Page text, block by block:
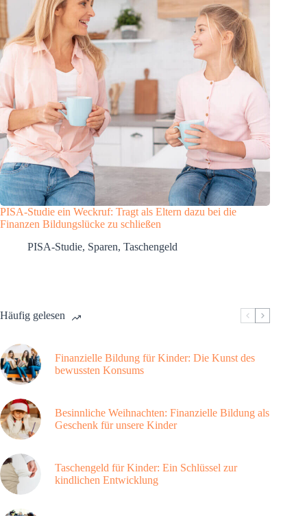
PISA-Studie ein Weckruf: Tragt als Eltern dazu bei die
Finanzen Bildungslücke zu schließen
PISA-Studie, Sparen, Taschengeld
Häufig gelesen
Finanzielle Bildung für Kinder: Die Kunst des
bewussten Konsums
Besinnliche Weihnachten: Finanzielle Bildung als
Geschenk für unsere Kinder
Taschengeld für Kinder: Ein Schlüssel zur
kindlichen Entwicklung